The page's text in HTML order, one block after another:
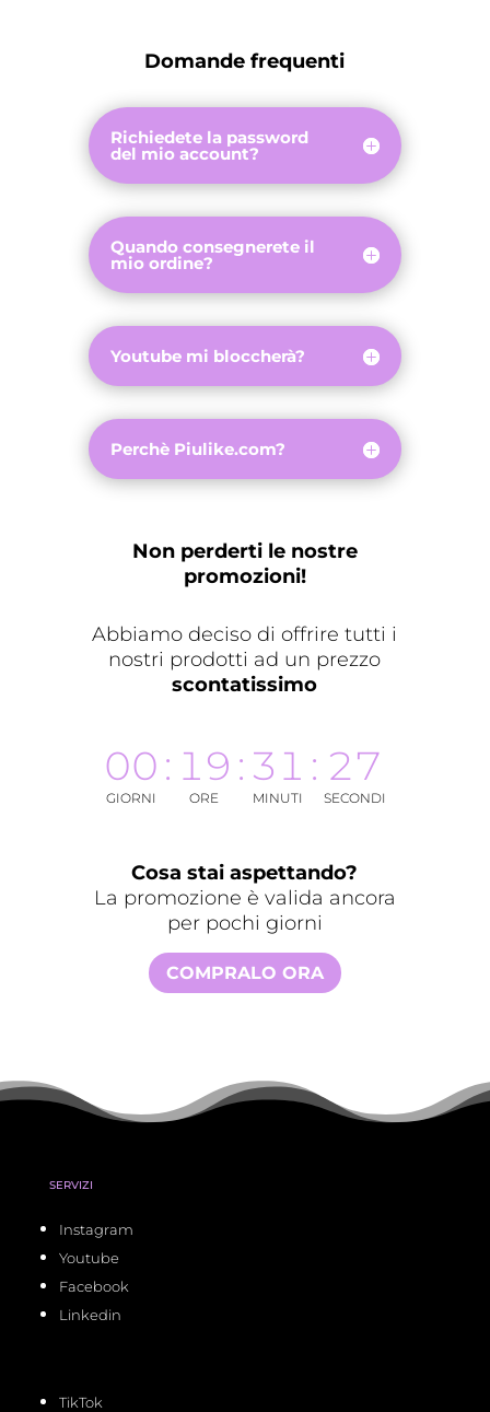
Domande frequenti
Richiedete la password
del mio account?
Quando consegnerete il
mio ordine?
Youtube mi bloccherà?
Perchè Piulike.com?
Non perderti le nostre
promozioni!
Abbiamo deciso di offrire tutti i
nostri prodotti ad un prezzo
scontatissimo
00
GIORNI
: 19
ORE
: 31
MINUTI
: 27
SECONDI
Cosa stai aspettando?
La promozione è valida ancora
per pochi giorni
COMPRALO ORA
SERVIZI
Instagram
Youtube
Facebook
Linkedin
TikTok